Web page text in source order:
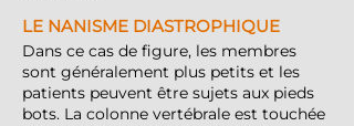
LE NANISME DIASTROPHIQUE
Dans ce cas de figure, les membres
sont généralement plus petits et les
patients peuvent être sujets aux pieds
bots. La colonne vertébrale est touchée